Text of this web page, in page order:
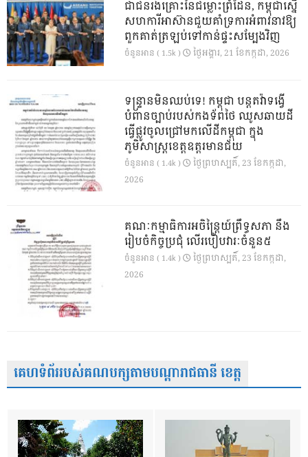
ជាជនរងគ្រោះនៃជម្លោះព្រំដែន, កម្ពុជាស្នើ
សហការីអាស៊ានជួយគាំទ្រការអំពាវនាវឱ្យ
ពួកគាត់ត្រឡប់ទៅកាន់ផ្ទះសម្បែងវិញ
ចំនួនអាន ( 1.5k ) ថ្ងៃ​អង្គារ, 21 ខែ​កក្កដា, 2026
ទន្ទ្រានមិនឈប់ទេ! កម្ពុជា បន្តតវ៉ាទង្វើ
បំពានច្បាប់របស់កងទ័ពថៃ ឈូសឆាយដី
ធ្វើផ្លូវចូលជ្រៅមកលើដីកម្ពុជា ក្នុង
ភូមិសាស្ត្រខេត្តឧត្តរមានជ័យ
ចំនួនអាន ( 1.4k )
ថ្ងៃ​ព្រហស្បតិ៍, 23 ខែ​កក្កដា,
2026
គណៈកម្មាធិការអចិន្ត្រៃយ៍ព្រឹទ្ធសភា នឹង
រៀបចំកិច្ចប្រជុំ លើរបៀបវារៈចំនួន៥
ចំនួនអាន ( 1.4k )
ថ្ងៃ​ព្រហស្បតិ៍, 23 ខែ​កក្កដា,
2026
គេហទំព័ររបស់គណបក្សតាមបណ្តារាជធានី ខេត្ត